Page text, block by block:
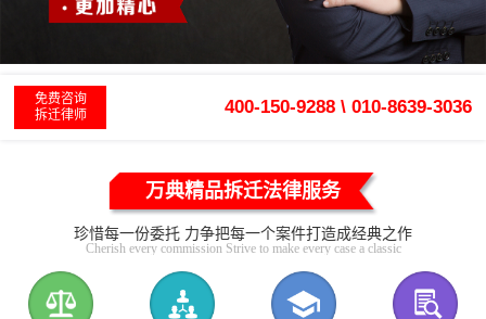
免费咨询
拆迁律师
400-150-9288 \ 010-8639-3036
万典精品拆迁法律服务
珍惜每一份委托 力争把每一个案件打造成经典之作
Cherish every commission Strive to make every case a classic